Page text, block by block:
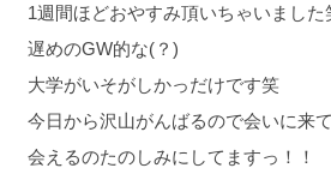
1週間ほどおやすみ頂いちゃいました
遅めのGW的な(？)
大学がいそがしかっだけです笑
今日から沢山がんばるので会いに来
会えるのたのしみにしてますっ！！